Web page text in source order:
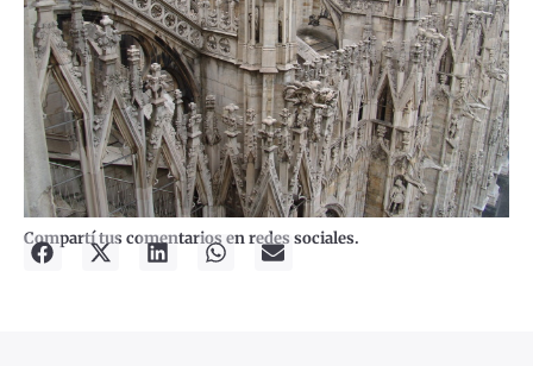
Compartí tus comentarios en redes sociales.